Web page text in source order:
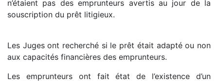
n’étaient pas des emprunteurs avertis au jour de la
souscription du prêt litigieux.
Les Juges ont recherché si le prêt était adapté ou non
aux capacités financières des emprunteurs.
Les emprunteurs ont fait état de l’existence d’un